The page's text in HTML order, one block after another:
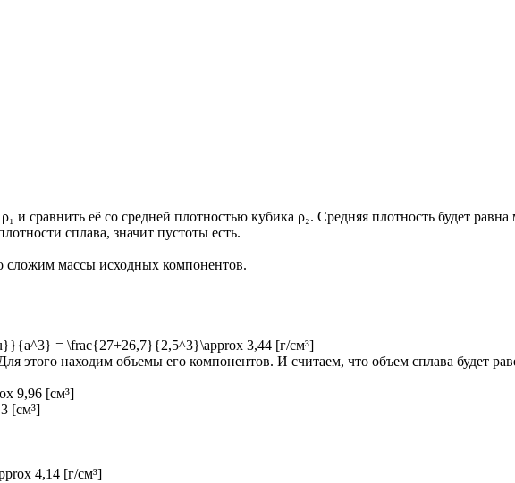
и сравнить её со средней плотностью кубика ρ₂. Средняя плотность будет
сплава, значит пустоты есть.
сложим массы исходных компонентов.
[г/см³]
этого находим объемы его компонентов. И считаем, что объем сплава будет
[см³]
[см³]
[г/см³]